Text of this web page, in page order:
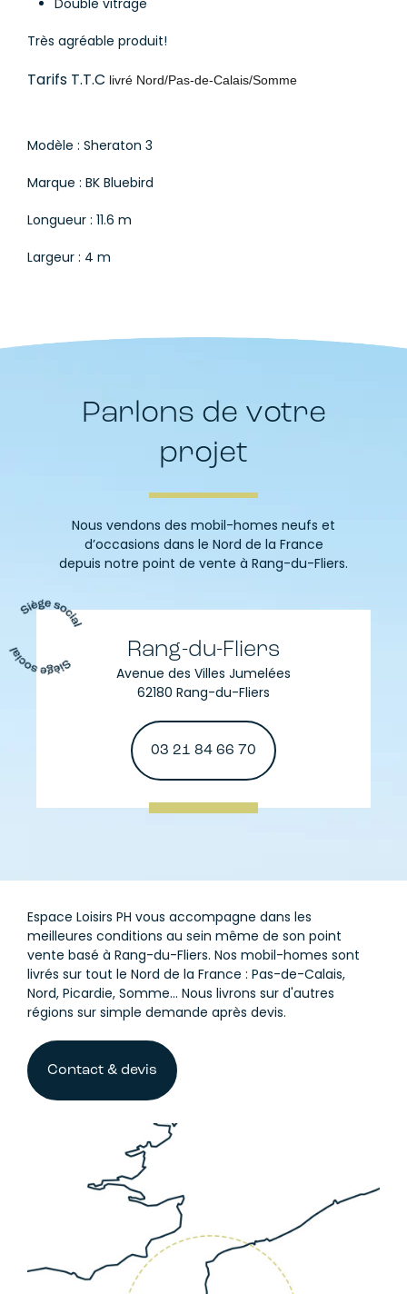
Double vitrage
Très agréable produit!
Tarifs T.T.C livré Nord/Pas-de-Calais/Somme
Modèle : Sheraton 3
Marque : BK Bluebird
Longueur : 11.6 m
Largeur : 4 m
Parlons de votre
projet
Nous vendons des mobil-homes neufs et
d’occasions dans le Nord de la France
depuis notre point de vente à Rang-du-Fliers.
Rang-du-Fliers
Avenue des Villes Jumelées
62180 Rang-du-Fliers
03 21 84 66 70
Espace Loisirs PH vous accompagne dans les
meilleures conditions au sein même de son point
vente basé à Rang-du-Fliers. Nos mobil-homes sont
livrés sur tout le Nord de la France : Pas-de-Calais,
Nord, Picardie, Somme... Nous livrons sur d'autres
régions sur simple demande après devis.
Contact & devis